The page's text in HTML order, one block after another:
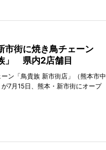
市街に焼き鳥チェーン
」 県内2店舗目
ン「鳥貴族 新市街店」（熊本市中
7月15日、熊本・新市街にオープ